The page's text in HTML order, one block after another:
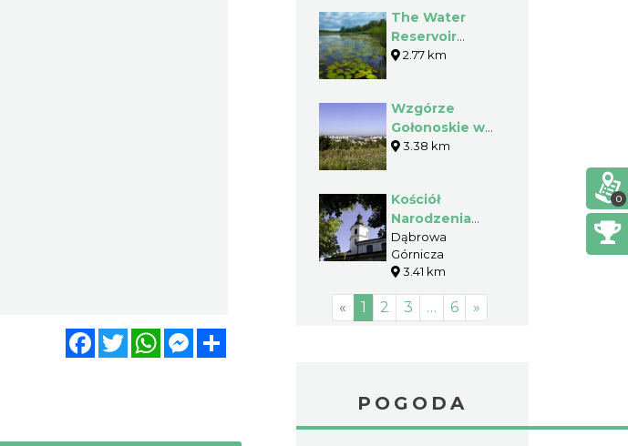
FacebookTwitterWhatsAppMessenger
Górniczej
Ujejscach
The Water
Reservoir
"Pogoria II"
2.77 km
Wzgórze
Gołonoskie w
Dąbrowie
3.38 km
Kościół
Narodzenia
Najświętszej
Marii Panny i
św. Antoniego
w Gołonogu
Dąbrowa
Górnicza
3.41 km
« 1 2 3 … 6 »
POGODA
0